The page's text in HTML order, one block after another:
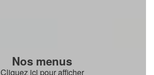
Nos menus
Cliquez ici pour afficher